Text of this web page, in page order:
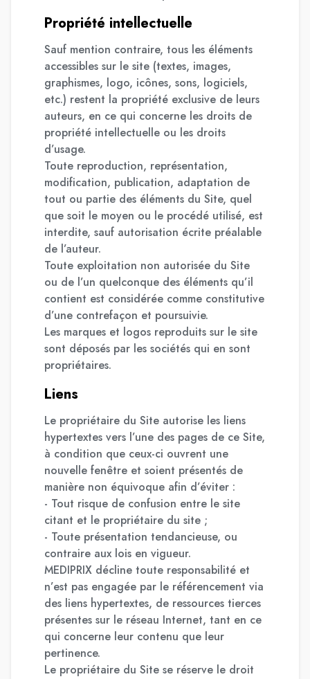
Propriété intellectuelle
Sauf mention contraire, tous les éléments
accessibles sur le site (textes, images,
graphismes, logo, icônes, sons, logiciels,
etc.) restent la propriété exclusive de leurs
auteurs, en ce qui concerne les droits de
propriété intellectuelle ou les droits
d’usage.
Toute reproduction, représentation,
modification, publication, adaptation de
tout ou partie des éléments du Site, quel
que soit le moyen ou le procédé utilisé, est
interdite, sauf autorisation écrite préalable
de l’auteur.
Toute exploitation non autorisée du Site
ou de l’un quelconque des éléments qu’il
contient est considérée comme constitutive
d’une contrefaçon et poursuivie.
Les marques et logos reproduits sur le site
sont déposés par les sociétés qui en sont
propriétaires.
Liens
Le propriétaire du Site autorise les liens
hypertextes vers l’une des pages de ce Site,
à condition que ceux-ci ouvrent une
nouvelle fenêtre et soient présentés de
manière non équivoque afin d’éviter :
- Tout risque de confusion entre le site
citant et le propriétaire du site ;
- Toute présentation tendancieuse, ou
contraire aux lois en vigueur.
MEDIPRIX décline toute responsabilité et
n’est pas engagée par le référencement via
des liens hypertextes, de ressources tierces
présentes sur le réseau Internet, tant en ce
qui concerne leur contenu que leur
pertinence.
Le propriétaire du Site se réserve le droit